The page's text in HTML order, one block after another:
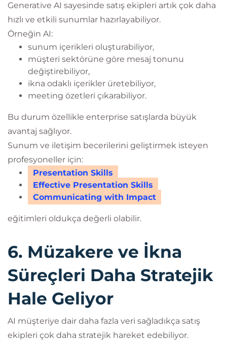
Generative AI sayesinde satış ekipleri artık çok daha
hızlı ve etkili sunumlar hazırlayabiliyor.
Örneğin AI:
sunum içerikleri oluşturabiliyor,
müşteri sektörüne göre mesaj tonunu
değiştirebiliyor,
ikna odaklı içerikler üretebiliyor,
meeting özetleri çıkarabiliyor.
Bu durum özellikle enterprise satışlarda büyük
avantaj sağlıyor.
Sunum ve iletişim becerilerini geliştirmek isteyen
profesyoneller için:
Presentation Skills
Effective Presentation Skills
Communicating with Impact
eğitimleri oldukça değerli olabilir.
6. Müzakere ve İkna
Süreçleri Daha Stratejik
Hale Geliyor
AI müşteriye dair daha fazla veri sağladıkça satış
ekipleri çok daha stratejik hareket edebiliyor.